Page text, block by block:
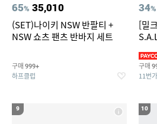
65% 35,010
(SET)나이키 NSW 반팔티 +
NSW 쇼츠 팬츠 반바지 세트
구매 999+
하프클럽
34%
[밀
구매
11번
9 10